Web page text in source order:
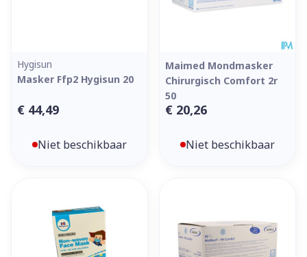
Hygisun
Masker Ffp2 Hygisun 20
€ 44,49
Niet beschikbaar
Maimed Mondmasker
Chirurgisch Comfort 2r
50
€ 20,26
Niet beschikbaar